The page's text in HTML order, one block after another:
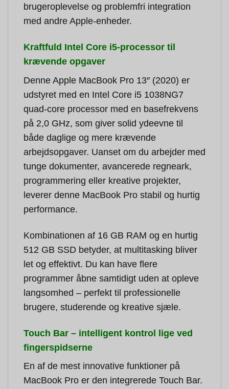
brugeroplevelse og problemfri integration
med andre Apple-enheder.
Kraftfuld Intel Core i5-processor til
krævende opgaver
Denne Apple MacBook Pro 13″ (2020) er
udstyret med en Intel Core i5 1038NG7
quad-core processor med en basefrekvens
på 2,0 GHz, som giver solid ydeevne til
både daglige og mere krævende
arbejdsopgaver. Uanset om du arbejder med
tunge dokumenter, avancerede regneark,
programmering eller kreative projekter,
leverer denne MacBook Pro stabil og hurtig
performance.
Kombinationen af 16 GB RAM og en hurtig
512 GB SSD betyder, at multitasking bliver
let og effektivt. Du kan have flere
programmer åbne samtidigt uden at opleve
langsomhed – perfekt til professionelle
brugere, studerende og kreative sjæle.
Touch Bar – intelligent kontrol lige ved
fingerspidserne
En af de mest innovative funktioner på
MacBook Pro er den integrerede Touch Bar.